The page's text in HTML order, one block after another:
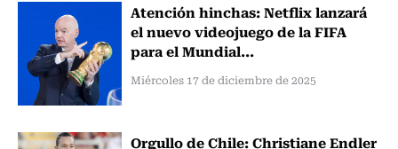
Atención hinchas: Netflix lanzará
el nuevo videojuego de la FIFA
para el Mundial...
Miércoles 17 de diciembre de 2025
Orgullo de Chile: Christiane Endler